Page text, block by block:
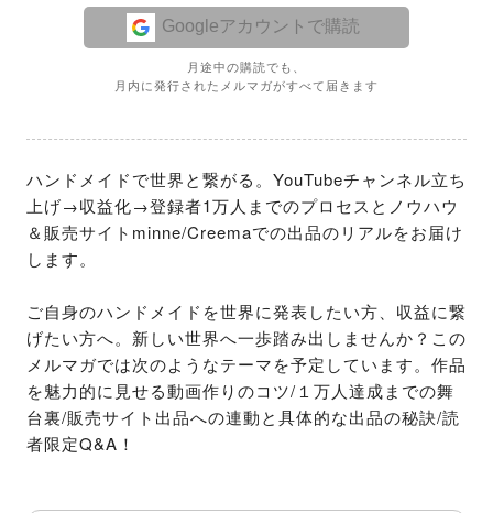
Googleアカウントで購読
月途中の購読でも、
月内に発行されたメルマガがすべて届きます
ハンドメイドで世界と繋がる。YouTubeチャンネル立ち
上げ→収益化→登録者1万人までのプロセスとノウハウ
＆販売サイトminne/Creemaでの出品のリアルをお届け
します。
ご自身のハンドメイドを世界に発表したい方、収益に繋
げたい方へ。新しい世界へ一歩踏み出しませんか？この
メルマガでは次のようなテーマを予定しています。作品
を魅力的に見せる動画作りのコツ/１万人達成までの舞
台裏/販売サイト出品への連動と具体的な出品の秘訣/読
者限定Q&A！